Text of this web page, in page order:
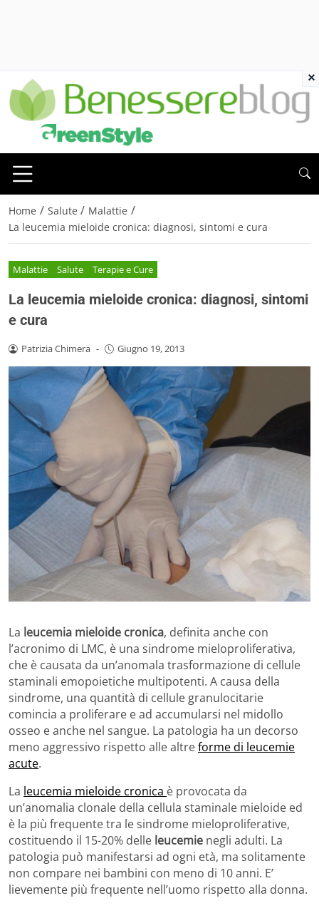
Home / Salute / Malattie /
La leucemia mieloide cronica: diagnosi, sintomi e cura
Malattie Salute Terapie e Cure
La leucemia mieloide cronica: diagnosi, sintomi
e cura
Patrizia Chimera - Giugno 19, 2013
La leucemia mieloide cronica, definita anche con
l’acronimo di LMC, è una sindrome mieloproliferativa,
che è causata da un’anomala trasformazione di cellule
staminali emopoietiche multipotenti. A causa della
sindrome, una quantità di cellule granulocitarie
comincia a proliferare e ad accumularsi nel midollo
osseo e anche nel sangue. La patologia ha un decorso
meno aggressivo rispetto alle altreforme di leucemie
acute.
La leucemia mieloide cronica è provocata da
un’anomalia clonale della cellula staminale mieloide ed
è la più frequente tra le sindrome mieloproliferative,
costituendo il 15-20% delle leucemie negli adulti. La
patologia può manifestarsi ad ogni età, ma solitamente
non compare nei bambini con meno di 10 anni. E’
lievemente più frequente nell’uomo rispetto alla donna.
×